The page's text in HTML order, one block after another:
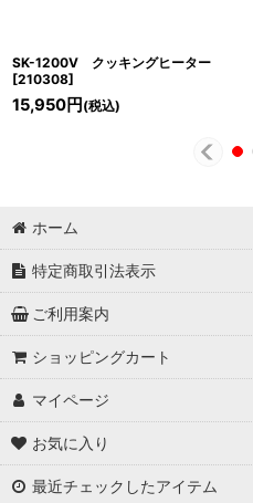
SK-1200V クッキングヒーター
[210308]
15,950円 (税込)
ホーム
特定商取引法表示
ご利用案内
ショッピングカート
マイページ
お気に入り
最近チェックしたアイテム